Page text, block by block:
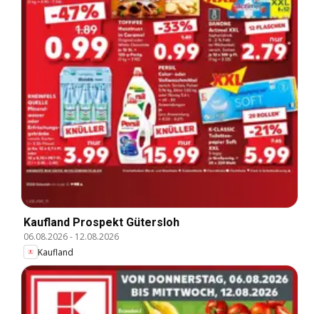
Kaufland Prospekt Gütersloh
06.08.2026- 12.08.2026
Kaufland